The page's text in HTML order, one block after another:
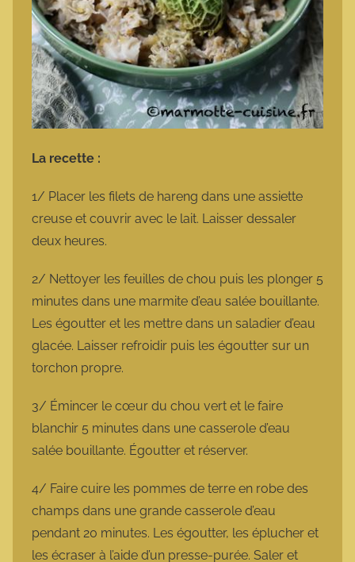
La recette :
1/ Placer les filets de hareng dans une assiette
creuse et couvrir avec le lait. Laisser dessaler
deux heures.
2/ Nettoyer les feuilles de chou puis les plonger 5
minutes dans une marmite d’eau salée bouillante.
Les égoutter et les mettre dans un saladier d’eau
glacée. Laisser refroidir puis les égoutter sur un
torchon propre.
3/ Émincer le cœur du chou vert et le faire
blanchir 5 minutes dans une casserole d’eau
salée bouillante. Égoutter et réserver.
4/ Faire cuire les pommes de terre en robe des
champs dans une grande casserole d’eau
pendant 20 minutes. Les égoutter, les éplucher et
les écraser à l’aide d’un presse-purée. Saler et